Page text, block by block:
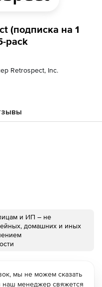
(подписка на 1
pack
Retrospect, Inc.
и ИП – не
домашних и иных
мы не можем сказать
наш менеджер свяжется